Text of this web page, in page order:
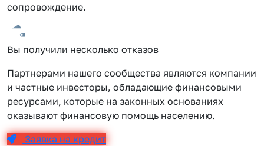
сопровождение.
Вы получили несколько отказов
Партнерами нашего сообщества являются компании
и частные инвесторы, обладающие финансовыми
ресурсами, которые на законных основаниях
оказывают финансовую помощь населению.
Заявка на кредит